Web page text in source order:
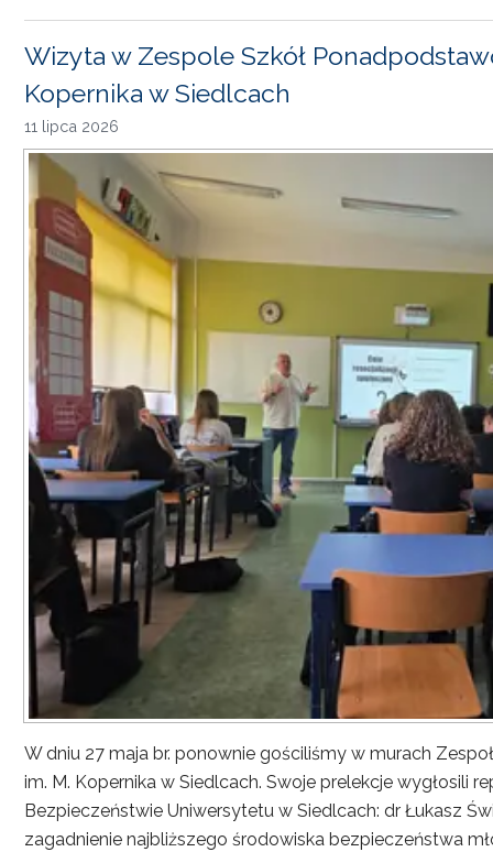
Wizyta w Zespole Szkół
Kopernika w Siedlcach
11 lipca 2026
W dniu 27 maja br. ponownie gościliśmy w murach
im. M. Kopernika w Siedlcach. Swoje prelekcje wygłosili
Bezpieczeństwie Uniwersytetu w Siedlcach: dr Łukasz
zagadnienie najbliższego środowiska bezpieczeństwa